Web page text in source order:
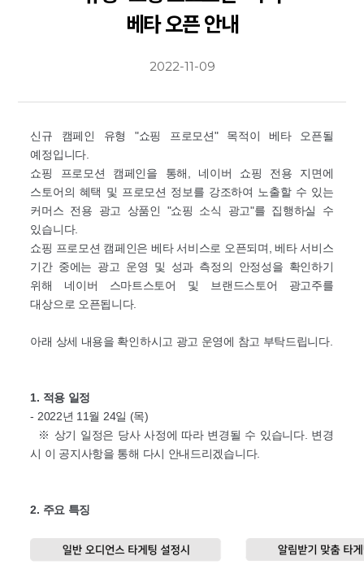
베타 오픈 안내
2022-11-09
신규 캠페인 유형 "쇼핑 프로모션" 목적이 베타 오픈될
예정입니다.
쇼핑 프로모션 캠페인을 통해, 네이버 쇼핑 전용 지면에
스토어의 혜택 및 프로모션 정보를 강조하여 노출할 수 있는
커머스 전용 광고 상품인 "쇼핑 소식 광고"를 집행하실 수
있습니다.
쇼핑 프로모션 캠페인은 베타 서비스로 오픈되며, 베타 서비스
기간 중에는 광고 운영 및 성과 측정의 안정성을 확인하기
위해 네이버 스마트스토어 및 브랜드스토어 광고주를
대상으로 오픈됩니다.
아래 상세 내용을 확인하시고 광고 운영에 참고 부탁드립니다.
1. 적용 일정
- 2022년 11월 24일 (목)
※ 상기 일정은 당사 사정에 따라 변경될 수 있습니다. 변경
시 이 공지사항을 통해 다시 안내드리겠습니다.
2. 주요 특징